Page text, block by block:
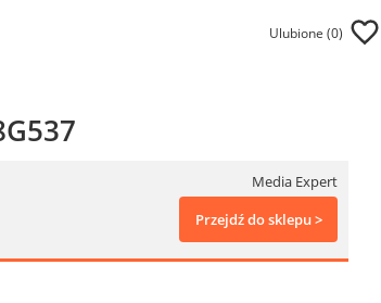
Ulubione (0)
Media Expert
Przejdź do sklepu >